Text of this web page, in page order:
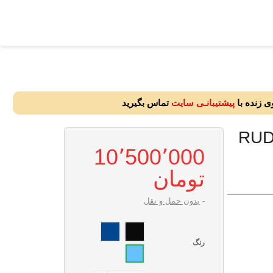
زنده با پیشتیبانـی سایتتماس بگیرید
10٬500٬000
بدون حمل و نقل
رنگ
روشن